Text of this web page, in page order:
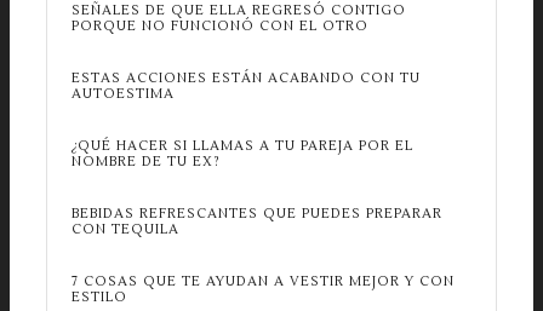
SEÑALES DE QUE ELLA REGRESÓ CONTIGO
PORQUE NO FUNCIONÓ CON EL OTRO
ESTAS ACCIONES ESTÁN ACABANDO CON TU
AUTOESTIMA
¿QUÉ HACER SI LLAMAS A TU PAREJA POR EL
NOMBRE DE TU EX?
BEBIDAS REFRESCANTES QUE PUEDES PREPARAR
CON TEQUILA
7 COSAS QUE TE AYUDAN A VESTIR MEJOR Y CON
ESTILO